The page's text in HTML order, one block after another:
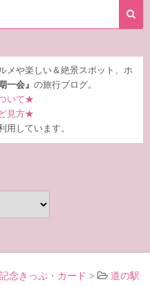
メや楽しい＆絶景スポット、ホ
一会』 の旅行ブログ。
いて★
見方★
しています。
念きっぷ・カード >
道の駅